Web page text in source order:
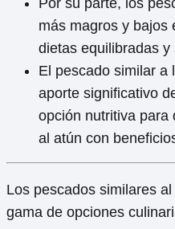
más magros y bajos
dietas equilibradas y
El pescado similar a
aporte significativo
opción nutritiva para
al atún con
Los pescados similares
gama de opciones